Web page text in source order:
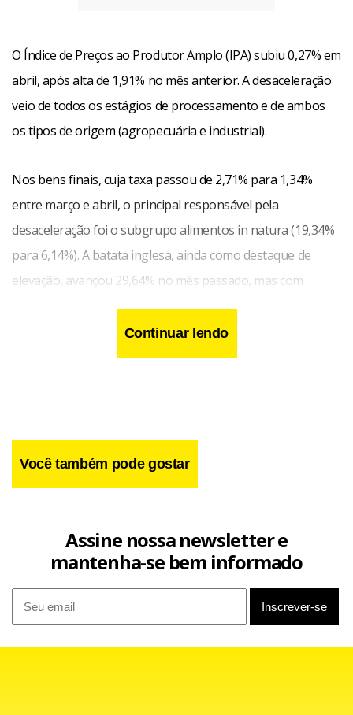
O Índice de Preços ao Produtor Amplo (IPA) subiu 0,27% em
abril, após alta de 1,91% no mês anterior. A desaceleração
veio de todos os estágios de processamento e de ambos
os tipos de origem (agropecuária e industrial).
Nos bens finais, cuja taxa passou de 2,71% para 1,34%
entre março e abril, o principal responsável pela
desaceleração foi o subgrupo alimentos in natura (19,34%
para 6,14%). A batata inglesa, ainda como destaque de
elevação, avançou 29,64% no mês passado, mas com
menos força do que os 57,72% da apuração referente a
Continuar lendo
Você também pode gostar
Assine nossa newsletter e
mantenha-se bem informado